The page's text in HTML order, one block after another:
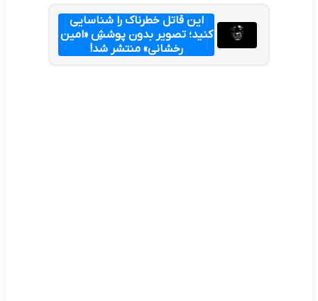
این قاتل خطرناک را شناسایی
کنید؛ تصویر بدون پوششِ «امین
رخشانی» منتشر شد!